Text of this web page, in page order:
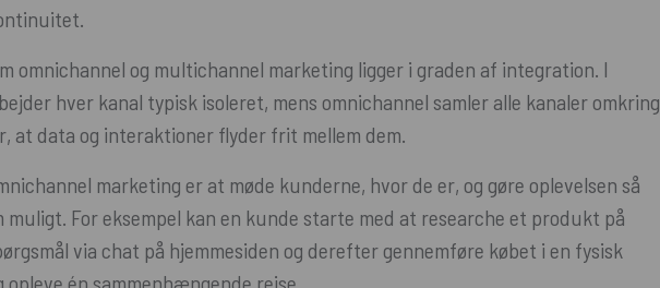
omnichannel og multichannel marketing ligger i graden af integration. I
hver kanal typisk isoleret, mens omnichannel samler alle kanaler omkring
at data og interaktioner flyder frit mellem dem.
marketing er at møde kunderne, hvor de er, og gøre oplevelsen så
muligt. For eksempel kan en kunde starte med at researche et produkt på
via chat på hjemmesiden og derefter gennemføre købet i en fysisk
opleve én sammenhængende rejse.